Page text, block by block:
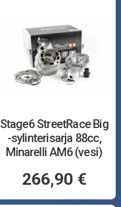
Stage6 StreetRace Big
-sylinterisarja 88cc,
Minarelli AM6 (vesi)
266,90 €